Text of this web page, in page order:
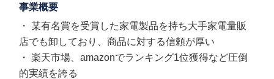
事業概要
・ 某有名賞を受賞した家電製品を持ち大手家電量販
店でも卸しており、商品に対する信頼が厚い
・ 楽天市場、amazonでランキング1位獲得など圧倒
的実績を誇る